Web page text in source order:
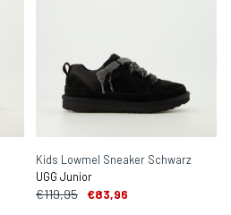
Kids Lowmel Sneaker Schwarz
UGG Junior
€119,95 €83,96